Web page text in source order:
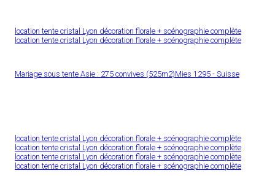
location tente cristal Lyon décoration florale + scénographie complète
location tente cristal Lyon décoration florale + scénographie complète
Mariage sous tente Asie : 275 convives (525m2)Mies 1295 - Suisse
location tente cristal Lyon décoration florale + scénographie complète
location tente cristal Lyon décoration florale + scénographie complète
location tente cristal Lyon décoration florale + scénographie complète
location tente cristal Lyon décoration florale + scénographie complète